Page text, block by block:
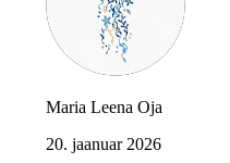
Maria Leena Oja
20. jaanuar 2026